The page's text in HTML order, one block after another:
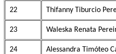
22 Thifanny Tiburcio
23 Waleska Renata
24 Alessandra Timóteo